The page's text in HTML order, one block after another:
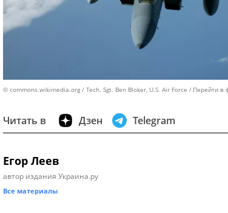
© commons.wikimedia.org / Tech. Sgt. Ben Bloker, U.S. Air Force Перейти в
Читать в Дзен Telegram
Егор Леев
автор издания Украина.ру
Все материалы